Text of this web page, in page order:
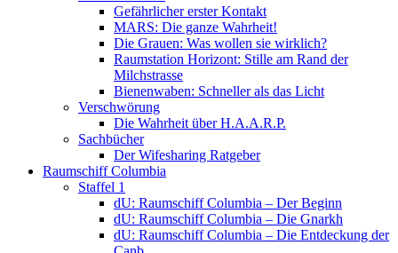
Gefährlicher erster Kontakt
MARS: Die ganze Wahrheit!
Die Grauen: Was wollen sie wirklich?
Raumstation Horizont: Stille am Rand der
Milchstrasse
Bienenwaben: Schneller als das Licht
Verschwörung
Die Wahrheit über H.A.A.R.P.
Sachbücher
Der Wifesharing Ratgeber
Raumschiff Columbia
Staffel 1
dU: Raumschiff Columbia – Der Beginn
dU: Raumschiff Columbia – Die Gnarkh
dU: Raumschiff Columbia – Die Entdeckung der